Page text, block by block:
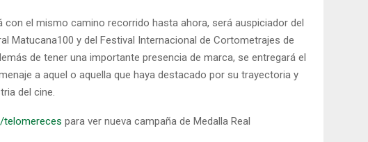
con el mismo camino recorrido hasta ahora, será auspiciador del
Matucana100 y del Festival Internacional de Cortometrajes de
de tener una importante presencia de marca, se entregará el
a aquel o aquella que haya destacado por su trayectoria y
del cine.
telomereces para ver nueva campaña de Medalla Real